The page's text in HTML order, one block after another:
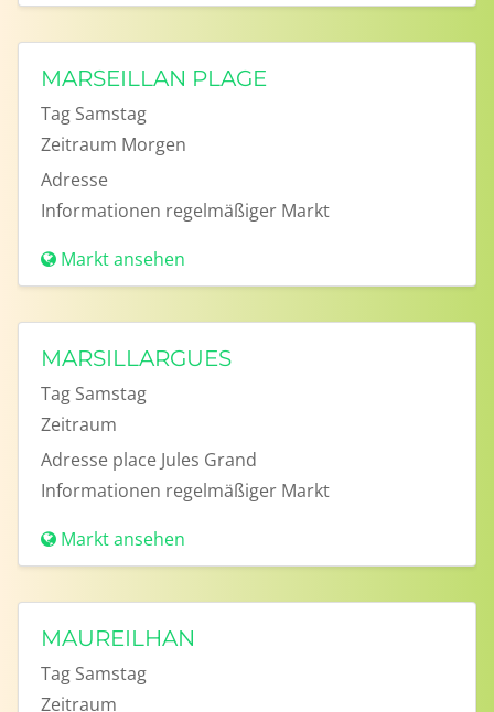
MARSEILLAN PLAGE
Tag Samstag
Zeitraum Morgen
Adresse
Informationen regelmäßiger Markt
Markt ansehen
MARSILLARGUES
Tag Samstag
Zeitraum
Adresse place Jules Grand
Informationen regelmäßiger Markt
Markt ansehen
MAUREILHAN
Tag Samstag
Zeitraum